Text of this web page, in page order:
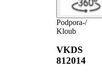
Podpora-/
Kloub
VKDS
812014